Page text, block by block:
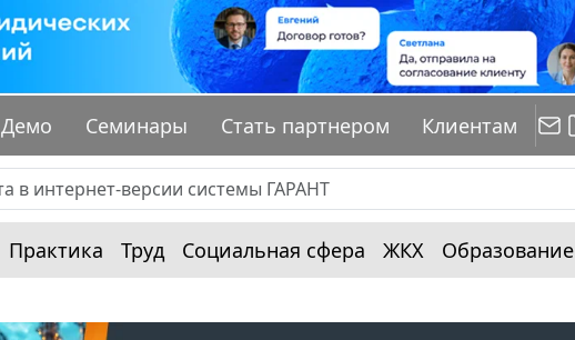
Демо Семинары Стать партнером Клиентам
Практика Труд Социальная сфера ЖКХ Образование